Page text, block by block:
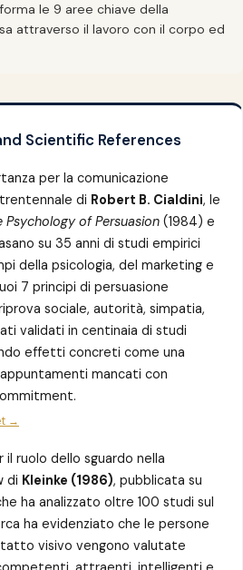
le 9 aree chiave della
attraverso il lavoro con il corpo ed
Scientific References
per la comunicazione
di Robert B. Cialdini, le
Psychology of Persuasion (1984) e
su 35 anni di studi empirici
della psicologia, del marketing e
7 principi di persuasione
sociale, autorità, simpatia,
validati in centinaia di studi
effetti concreti come una
mancati con
→
ruolo dello sguardo nella
di Kleinke (1986), pubblicata su
ha analizzato oltre 100 studi sul
ha evidenziato che le persone
visivo vengono valutate